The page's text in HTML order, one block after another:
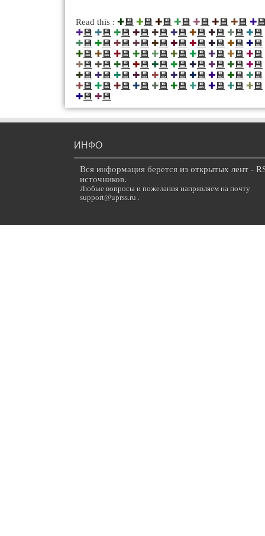
Read this : ✚💾 ✚💾 ✚💾 ✚💾 ✚💾 ✚💾 ✚💾 ✚
✚💾 ✚💾 ✚💾 ✚💾 ✚💾 ✚💾 ✚💾 ✚💾 ✚💾 ✚💾
✚💾 ✚💾 ✚💾 ✚💾 ✚💾 ✚💾 ✚💾 ✚💾 ✚💾 ✚💾
✚💾 ✚💾 ✚💾 ✚💾 ✚💾 ✚💾 ✚💾 ✚💾 ✚💾 ✚💾
✚💾 ✚💾 ✚💾 ✚💾 ✚💾 ✚💾 ✚💾 ✚💾 ✚💾 ✚💾
✚💾 ✚💾 ✚💾 ✚💾 ✚💾 ✚💾 ✚💾 ✚💾 ✚💾 ✚💾
✚💾 ✚💾 ✚💾 ✚💾 ✚💾 ✚💾 ✚💾 ✚💾 ✚💾 ✚💾
✚💾 ✚💾
ИНФО
Вся информация берется из открытых лент -
источников.
Любые вопросы и пожелания напрявляем на почту
support@uprss.ru .